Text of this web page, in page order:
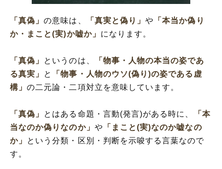
「真偽」の類語や類義表現
「真偽」の意味は、 「真実と偽り」や 「本当か偽り
か・まこと(実)か嘘か」 になります。
「真偽」 というのは、
「物事・人物の本当の姿であ
る真実」
と
「物事・人物のウソ(偽り)の姿である虚
構」の二元論・二項対立を意味しています。
「真偽」 とはある命題・言動(発言)がある時に、
「本
当なのか偽りなのか」 や 「まこと(実)なのか嘘なの
か」
という分類・区別・判断を示唆する言葉なので
す。